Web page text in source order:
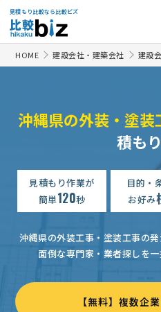
見積もり比較なら比較ビズ
HOME 建設会社・建築会社 建設
沖縄県の外装・塗装
積も
見積もり作業が
簡単120秒
目的・
お好み
沖縄県の外装工事・塗装工事の
面倒な専門家・業者探しを
【無料】複数企